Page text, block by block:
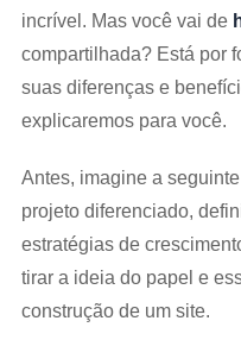
incrível. Mas você vai de
compartilhada? Está por
suas diferenças e
explicaremos para você.
Antes, imagine a
projeto diferenciado,
estratégias de
tirar a ideia do papel e
construção de um site.